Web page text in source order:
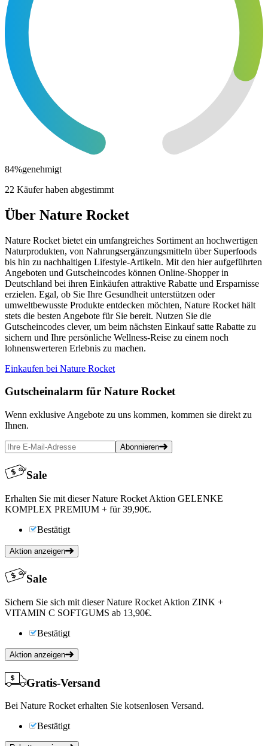
84%genehmigt
22 Käufer haben abgestimmt
Über Nature Rocket
Nature Rocket bietet ein umfangreiches Sortiment an hochwertigen
Naturprodukten, von Nahrungsergänzungsmitteln über Superfoods
bis hin zu nachhaltigen Lifestyle-Artikeln. Mit den hier aufgeführten
Angeboten und Gutscheincodes können Online-Shopper in
Deutschland bei ihren Einkäufen attraktive Rabatte und Ersparnisse
erzielen. Egal, ob Sie Ihre Gesundheit unterstützen oder
umweltbewusste Produkte entdecken möchten, Nature Rocket hält
stets die besten Angebote für Sie bereit. Nutzen Sie die
Gutscheincodes clever, um beim nächsten Einkauf satte Rabatte zu
sichern und Ihre persönliche Wellness-Reise zu einem noch
lohnenswerteren Erlebnis zu machen.
Einkaufen bei Nature Rocket
Gutscheinalarm für Nature Rocket
Wenn exklusive Angebote zu uns kommen, kommen sie direkt zu
Ihnen.
Abonnieren
Sale
Erhalten Sie mit dieser Nature Rocket Aktion GELENKE
KOMPLEX PREMIUM + für 39,90€.
Bestätigt
Aktion anzeigen
Sale
Sichern Sie sich mit dieser Nature Rocket Aktion ZINK +
VITAMIN C SOFTGUMS ab 13,90€.
Bestätigt
Aktion anzeigen
Gratis-Versand
Bei Nature Rocket erhalten Sie kotsenlosen Versand.
Bestätigt